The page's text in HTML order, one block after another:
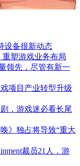
设备很新动态
重塑游戏业务布局
领先，尽管有新一
项目产业转型升级
，游戏迷必看长尾
》独占将导致“重大
裁员21人，游